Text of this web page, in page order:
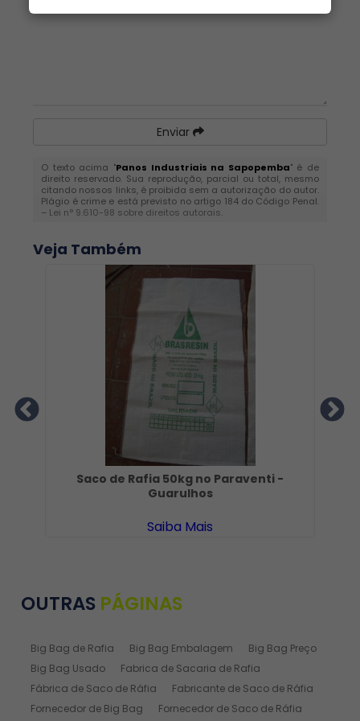
Enviar
O texto acima "Panos Industriais na Sapopemba" é de
direito reservado. Sua reprodução, parcial ou total, mesmo
citando nossos links, é proibida sem a autorização do autor.
Plágio é crime e está previsto no artigo 184 do Código Penal.
– Lei n° 9.610-98 sobre direitos autorais.
Veja Também
Saco de Rafia 50kg no Paraventi -
Guarulhos
Saiba Mais
OUTRAS PÁGINAS
Big Bag de Rafia Big Bag Embalagem
Big Bag Preço
Big Bag Usado
Fabrica de Sacaria de Rafia
Fábrica de Saco de Ráfia
Fabricante de Saco de Ráfia
Fornecedor de Big Bag
Fornecedor de Saco de Ráfia